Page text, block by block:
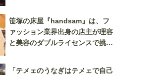
笹塚の床屋『handsam』は、フ
ァッション業界出身の店主が理容
と美容のダブルライセンスで挑む
「テメェのうなぎはテメェで自己